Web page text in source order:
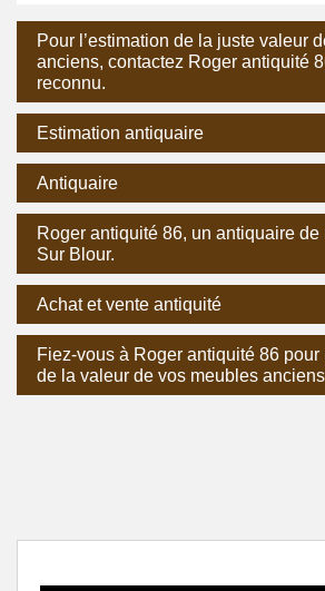
Pour l’estimation de la juste valeur
anciens, contactez Roger antiquité
reconnu.
Estimation antiquaire
Antiquaire
Roger antiquité 86, un antiquaire
Sur Blour.
Achat et vente antiquité
Fiez-vous à Roger antiquité 86 pour
de la valeur de vos meubles